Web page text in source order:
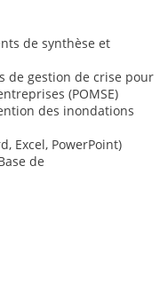
de synthèse et
de gestion de crise pour
(POMSE)
des inondations
Excel, PowerPoint)
de